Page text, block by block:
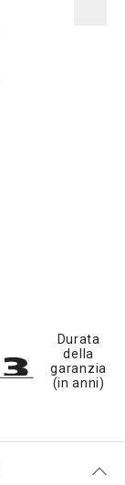
Durata
della
garanzia
(in anni)